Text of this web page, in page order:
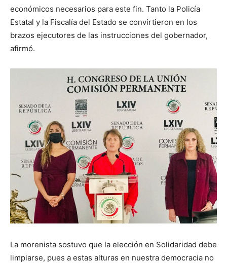
económicos necesarios para este fin. Tanto la Policía
Estatal y la Fiscalía del Estado se convirtieron en los
brazos ejecutores de las instrucciones del gobernador,
afirmó.
La morenista sostuvo que la elección en Solidaridad debe
limpiarse, pues a estas alturas en nuestra democracia no